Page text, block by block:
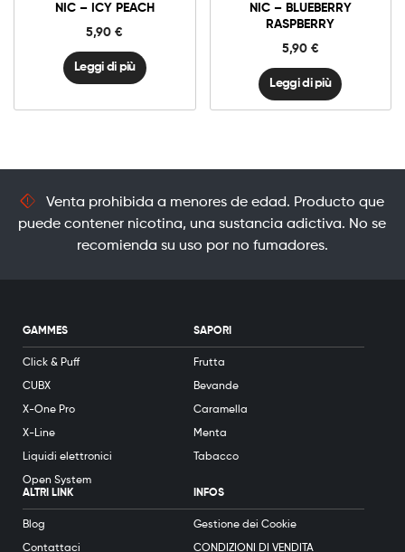
NIC – ICY PEACH
5,90€
Leggi di più
NIC – BLUEBERRY
RASPBERRY
5,90 €
Leggi di più
Venta prohibida a menores de edad. Producto que
puede contener nicotina, una sustancia adictiva. No se
recomienda su uso por no fumadores.
GAMMES
Click & Puff
CUBX
X-One Pro
X-Line
Liquidi elettronici
Open System
SAPORI
Frutta
Bevande
Caramella
Menta
Tabacco
ALTRI LINK
Blog
Contattaci
INFOS
Gestione dei Cookie
CONDIZIONI DI VENDITA